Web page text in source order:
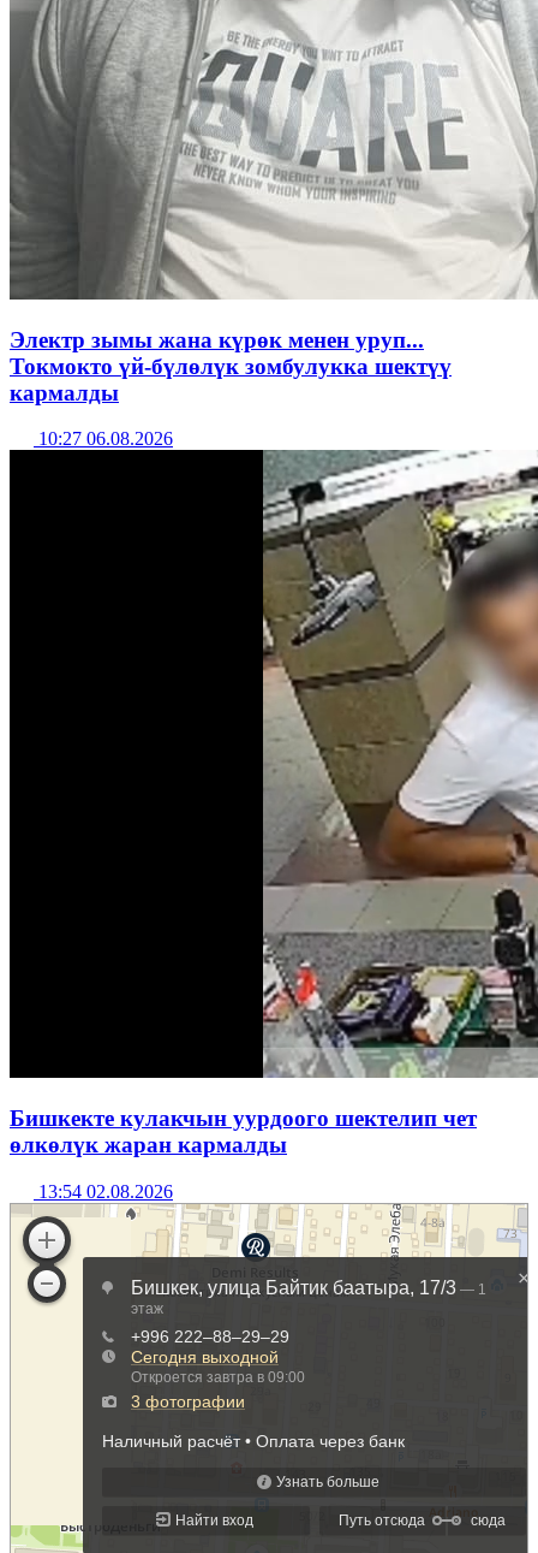
Электр зымы жана күрөк менен уруп...
Токмокто үй-бүлөлүк зомбулукка шектүү
кармалды
10:27 06.08.2026
Бишкекте кулакчын уурдоого шектелип чет
өлкөлүк жаран кармалды
13:54 02.08.2026